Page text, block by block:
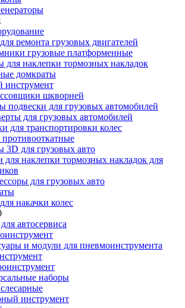
ремонта грузовых двигателей
грузовые платформенные
для наклепки тормозных накладок
домкраты
инструмент
шкворней
подвески для грузовых автомобилей
для грузовых автомобилей
для транспортировки колес
3D для грузовых авто
для наклепки тормозных накладок для
для грузовых авто
накачки колес
автосервиса
и модули для пневмоинструмента
наборы
инструмент